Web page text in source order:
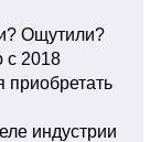
Ощутили?
с 2018
приобретать
индустрии